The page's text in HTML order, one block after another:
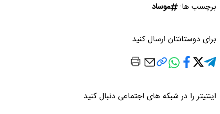
برچسب ها: موساد
برای دوستانتان ارسال کنید
اینتیتر را در شبکه های اجتماعی دنبال کنید